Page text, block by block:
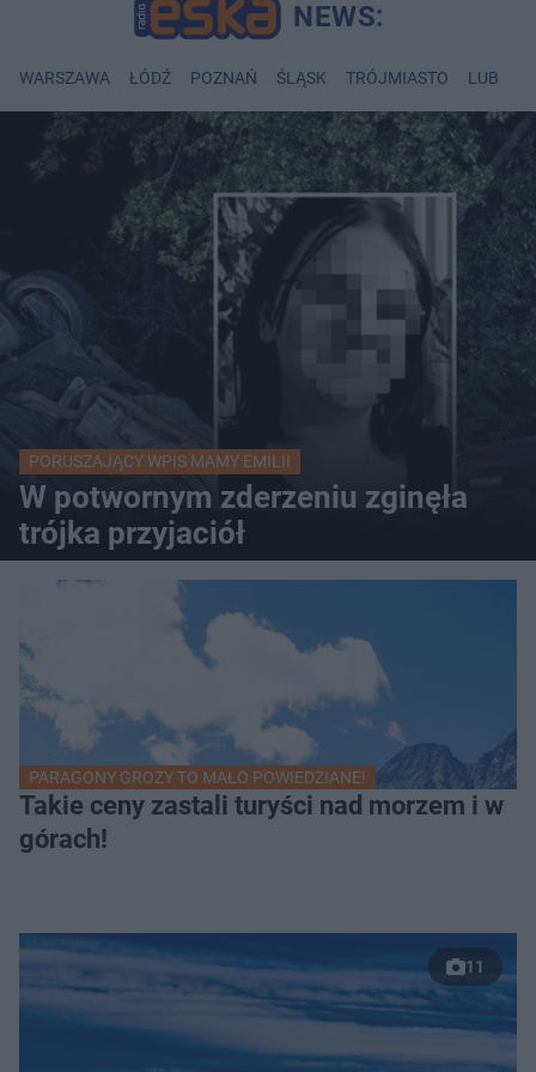
WARSZAWA ŁÓDŹ POZNAŃ ŚLĄSK TRÓJMIASTO LUBLIN
PORUSZAJĄCY WPIS MAMY EMILII
W potwornym zderzeniu zginęła
trójka przyjaciół
PARAGONY GROZY TO MAŁO POWIEDZIANE!
Takie ceny zastali turyści nad morzem i w
górach!
11